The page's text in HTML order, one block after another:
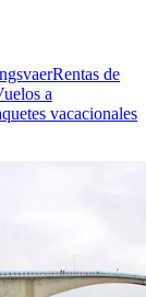
Rentas de
a
vacacionales